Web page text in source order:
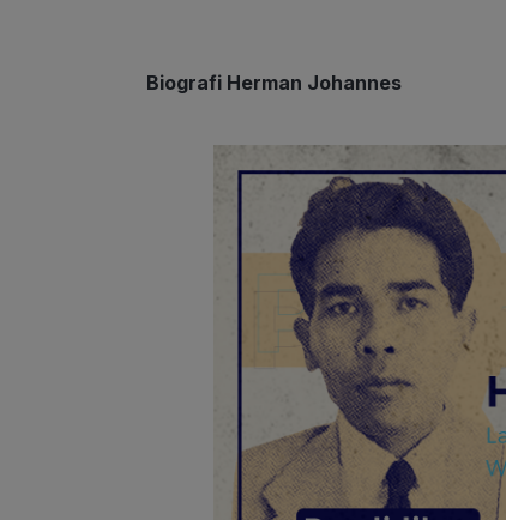
Biografi Herman Johannes